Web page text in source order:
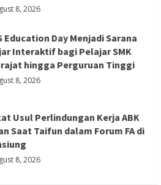
Berita Mancanegara
Kerja ABK
dalam Forum FA di
8, 2026
8, 2026
Education Day Menjadi Sarana
Interaktif bagi Pelajar SMK
hingga Perguruan Tinggi
8, 2026
Usul Perlindungan Kerja ABK
Saat Taifun dalam Forum FA di
8, 2026